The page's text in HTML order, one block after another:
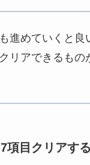
進めていくと良
リアできるもの
項目クリアする